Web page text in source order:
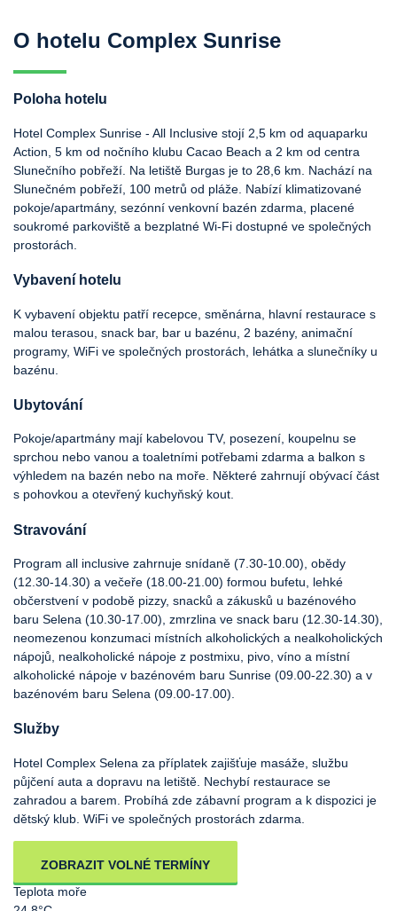
O hotelu Complex Sunrise
Poloha hotelu
Hotel Complex Sunrise - All Inclusive stojí 2,5 km od aquaparku
Action, 5 km od nočního klubu Cacao Beach a 2 km od centra
Slunečního pobřeží. Na letiště Burgas je to 28,6 km. Nachází na
Slunečném pobřeží, 100 metrů od pláže. Nabízí klimatizované
pokoje/apartmány, sezónní venkovní bazén zdarma, placené
soukromé parkoviště a bezplatné Wi-Fi dostupné ve společných
prostorách.
Vybavení hotelu
K vybavení objektu patří recepce, směnárna, hlavní restaurace s
malou terasou, snack bar, bar u bazénu, 2 bazény, animační
programy, WiFi ve společných prostorách, lehátka a slunečníky u
bazénu.
Ubytování
Pokoje/apartmány mají kabelovou TV, posezení, koupelnu se
sprchou nebo vanou a toaletními potřebami zdarma a balkon s
výhledem na bazén nebo na moře. Některé zahrnují obývací část
s pohovkou a otevřený kuchyňský kout.
Stravování
Program all inclusive zahrnuje snídaně (7.30-10.00), obědy
(12.30-14.30) a večeře (18.00-21.00) formou bufetu, lehké
občerstvení v podobě pizzy, snacků a zákusků u bazénového
baru Selena (10.30-17.00), zmrzlina ve snack baru (12.30-14.30),
neomezenou konzumaci místních alkoholických a nealkoholických
nápojů, nealkoholické nápoje z postmixu, pivo, víno a místní
alkoholické nápoje v bazénovém baru Sunrise (09.00-22.30) a v
bazénovém baru Selena (09.00-17.00).
Služby
Hotel Complex Selena za příplatek zajišťuje masáže, službu
půjčení auta a dopravu na letiště. Nechybí restaurace se
zahradou a barem. Probíhá zde zábavní program a k dispozici je
dětský klub. WiFi ve společných prostorách zdarma.
ZOBRAZIT VOLNÉ TERMÍNY
Teplota moře